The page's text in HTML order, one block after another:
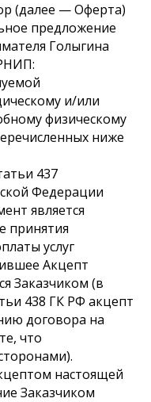
(далее — Оферта)
предложение
Голыгина
и/или
физическому
ниже
437
Федерации
является
принятия
услуг
Акцепт
Заказчиком (в
438 ГК РФ акцепт
договора на
что
настоящей
Заказчиком